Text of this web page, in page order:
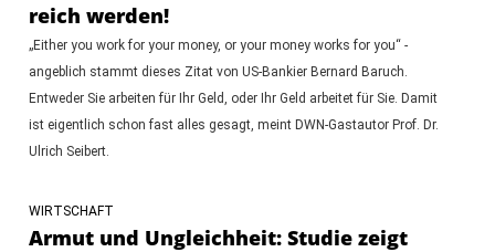
reich werden!
„Either you work for your money, or your money works for you“ -
angeblich stammt dieses Zitat von US-Bankier Bernard Baruch.
Entweder Sie arbeiten für Ihr Geld, oder Ihr Geld arbeitet für Sie. Damit
ist eigentlich schon fast alles gesagt, meint DWN-Gastautor Prof. Dr.
Ulrich Seibert.
WIRTSCHAFT
Armut und Ungleichheit: Studie zeigt